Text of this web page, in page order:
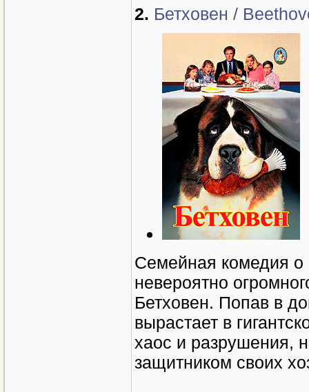
2. Бетховен /
Семейная комедия о
невероятно
Бетховен. Попав в
вырастает в
хаос и разрушения,
защитником своих